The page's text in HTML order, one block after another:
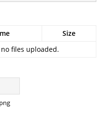
Size
files uploaded.